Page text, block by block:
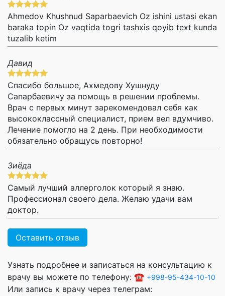
Ahmedov Khushnud Saparbaevich Oz ishini ustasi ekan
baraka topin Oz vaqtida togri tashxis qoyib text kunda
tuzalib ketim
Давид
Спасибо большое, Ахмедову Хушнуду
Сапарбаевичу за помощь в решении проблемы.
Врач с первых минут зарекомендовал себя как
высококлассный специалист, прием вел вдумчиво.
Лечение помогло на 2 день. При необходимости
обязательно обращусь повторно!
Зиёда
Самый лучший аллерголок который я знаю.
Профессионал своего дела. Желаю удачи вам
доктор.
Оставить отзыв
Узнать подробнее и записаться на консультацию к
врачу вы можете по телефону: ☎️ +998-95-434-10-10
Или запись к врачу через телеграм: